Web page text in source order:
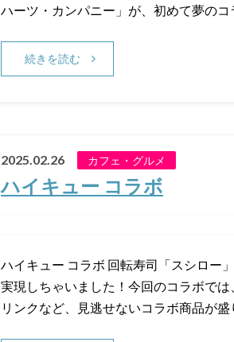
ハーツ・カンパニー」が、初めて夢の
続きを読む
2025.02.26 カフェ・グルメ
ハイキュー コラボ
ハイキュー コラボ 回転寿司「スシロー
実現しちゃいました！今回のコラボで
リンクなど、見逃せないコラボ商品が